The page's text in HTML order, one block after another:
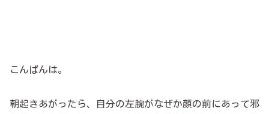
こんばんは。
朝起きあがったら、自分の左腕がなぜか顔の前にあって邪